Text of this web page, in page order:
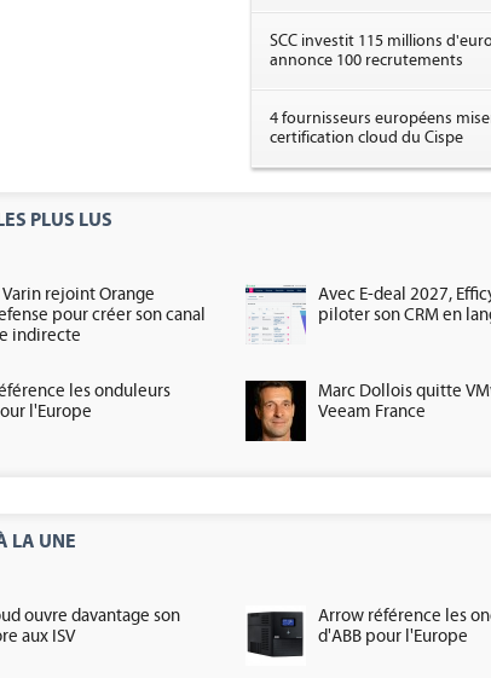
SCC investit 115 millions
annonce 100 recrutements
4 fournisseurs européens
certification cloud du Cispe
PLUS LUS
rejoint Orange
pour créer son canal
indirecte
Avec E-deal 2027,
piloter son CRM en
les onduleurs
l'Europe
Marc Dollois quitte
Veeam France
LA UNE
ouvre davantage son
aux ISV
Arrow référence les
d'ABB pour l'Europe